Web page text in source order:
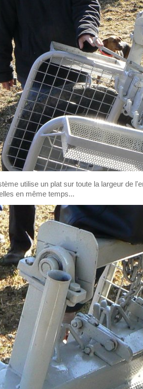
utilise un plat sur toute la largeur de
en même temps...